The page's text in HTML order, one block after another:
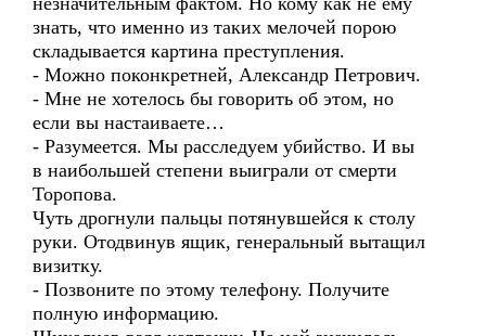
знать, что именно из таких мелочей порою
складывается картина преступления.
- Можно поконкретней, Александр Петрович.
- Мне не хотелось бы говорить об этом, но
если вы настаиваете…
- Разумеется. Мы расследуем убийство. И вы
в наибольшей степени выиграли от смерти
Торопова.
Чуть дрогнули пальцы потянувшейся к столу
руки. Отодвинув ящик, генеральный вытащил
визитку.
- Позвоните по этому телефону. Получите
полную информацию.